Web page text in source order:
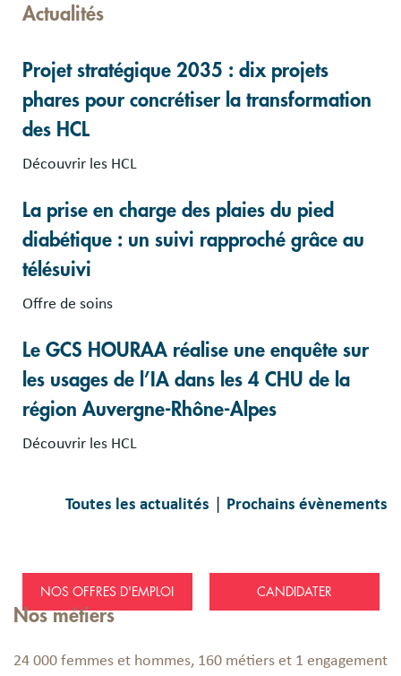
Actualités
Projet stratégique 2035 : dix projets
phares pour concrétiser la transformation
des HCL
Découvrir les HCL
La prise en charge des plaies du pied
diabétique : un suivi rapproché grâce au
télésuivi
Offre de soins
Le GCS HOURAA réalise une enquête sur
les usages de l’IA dans les 4 CHU de la
région Auvergne-Rhône-Alpes
Découvrir les HCL
Toutes les actualités Prochains évènements
NOS OFFRES D'EMPLOI CANDIDATER
Nos métiers
24 000 femmes et hommes, 160 métiers et 1 engagement